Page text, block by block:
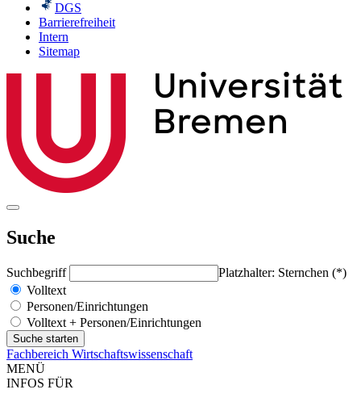
DGS
Barrierefreiheit
Intern
Sitemap
Suche
Suchbegriff
Platzhalter: Sternchen (*)
Volltext
Personen/Einrichtungen
Volltext + Personen/Einrichtungen
Fachbereich Wirtschaftswissenschaft
MENÜ
INFOS FÜR